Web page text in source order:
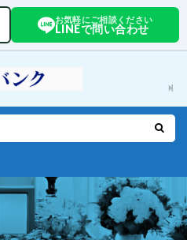
お気軽にご相談ください
LINEで問い合わせ